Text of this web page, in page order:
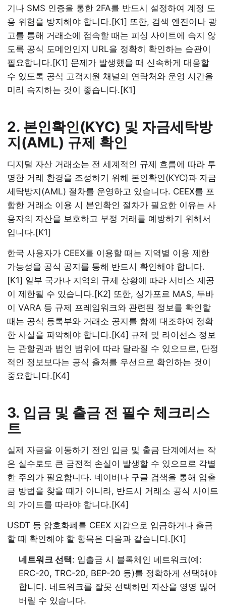
기나 SMS 인증을 통한 2FA를 반드시 설정하여 계정 도
용 위험을 방지해야 합니다.[K1] 또한, 검색 엔진이나 광
고를 통해 거래소에 접속할 때는 피싱 사이트에 속지 않
도록 공식 도메인인지 URL을 정확히 확인하는 습관이
필요합니다.[K1] 문제가 발생했을 때 신속하게 대응할
수 있도록 공식 고객지원 채널의 연락처와 운영 시간을
미리 숙지하는 것이 좋습니다.[K1]
2. 본인확인(KYC) 및 자금세탁방
지(AML) 규제 확인
디지털 자산 거래소는 전 세계적인 규제 흐름에 따라 투
명한 거래 환경을 조성하기 위해 본인확인(KYC)과 자금
세탁방지(AML) 절차를 운영하고 있습니다. CEEX를 포
함한 거래소 이용 시 본인확인 절차가 필요한 이유는 사
용자의 자산을 보호하고 부정 거래를 예방하기 위해서
입니다.[K1]
한국 사용자가 CEEX를 이용할 때는 지역별 이용 제한
가능성을 공식 공지를 통해 반드시 확인해야 합니다.
[K1] 일부 국가나 지역의 규제 상황에 따라 서비스 제공
이 제한될 수 있습니다.[K2] 또한, 싱가포르 MAS, 두바
이 VARA 등 규제 프레임워크와 관련된 정보를 확인할
때는 공식 등록부와 거래소 공지를 함께 대조하여 정확
한 사실을 파악해야 합니다.[K4] 규제 및 라이선스 정보
는 관할권과 법인 범위에 따라 달라질 수 있으므로, 단정
적인 정보보다는 공식 출처를 우선으로 확인하는 것이
중요합니다.[K4]
3. 입금 및 출금 전 필수 체크리스
트
실제 자금을 이동하기 전인 입금 및 출금 단계에서는 작
은 실수로도 큰 금전적 손실이 발생할 수 있으므로 각별
한 주의가 필요합니다. 네이버나 구글 검색을 통해 입출
금 방법을 찾을 때가 아니라, 반드시 거래소 공식 사이트
의 가이드를 따라야 합니다.[K4]
USDT 등 암호화폐를 CEEX 지갑으로 입금하거나 출금
할 때 확인해야 할 항목은 다음과 같습니다.[K1]
네트워크 선택: 입출금 시 블록체인 네트워크(예:
ERC-20, TRC-20, BEP-20 등)를 정확하게 선택해야
합니다. 네트워크를 잘못 선택하면 자산을 영영 잃어
버릴 수 있습니다.